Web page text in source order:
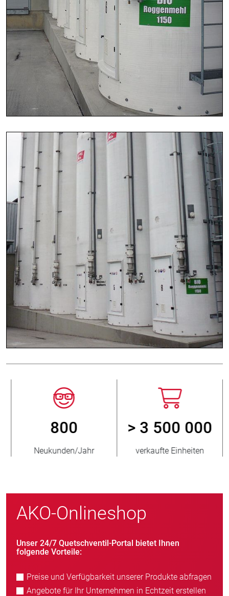
800
Neukunden/Jahr
> 3 500 000
verkaufte Einheiten
AKO-Onlineshop
Unser 24/7 Quetschventil-Portal bietet Ihnen
folgende Vorteile:
Preise und Verfügbarkeit unserer Produkte abfragen
Angebote für Ihr Unternehmen in Echtzeit erstellen